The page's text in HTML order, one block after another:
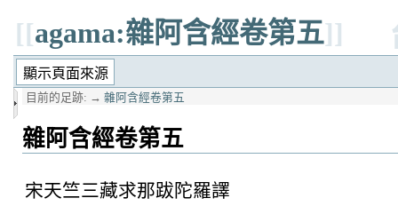
[[agama:雜阿含經卷第五]]
目前的足跡: → 雜阿含經卷第五
雜阿含經卷第五
宋天竺三藏求那跋陀羅譯